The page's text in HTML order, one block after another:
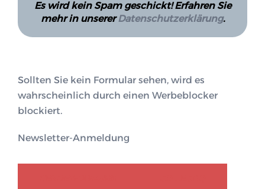
Es wird kein Spam geschickt! Erfahren Sie
mehr in unsererDatenschutzerklärung.
Sollten Sie kein Formular sehen, wird es
wahrscheinlich durch einen Werbeblocker
blockiert.
Newsletter-Anmeldung